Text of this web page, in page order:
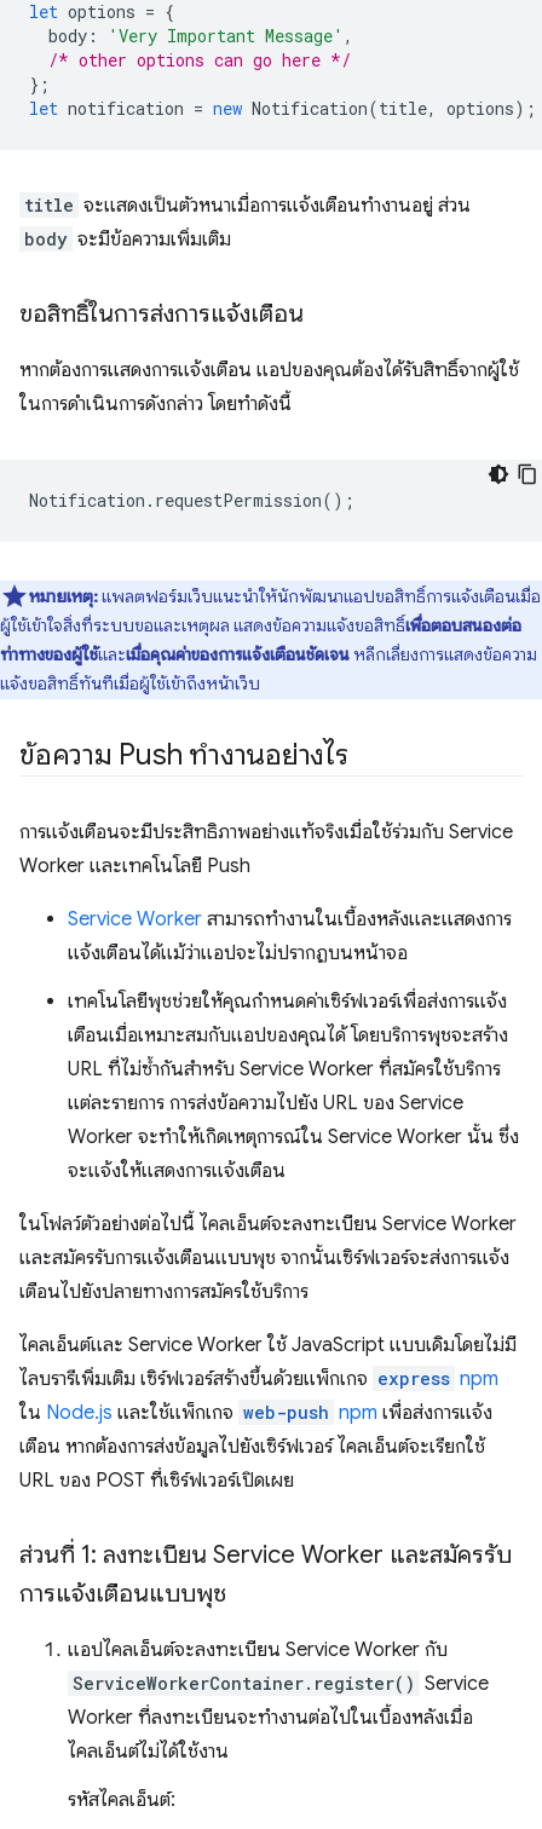
let options = {
body : 'Very Important Message' ,
/* other options can go here */
};
let notification = new Notification(title, options);
title จะแสดงเป็นตัวหนาเมื่อการแจ้งเตือนทำงานอยู่ ส่วน
body จะมีข้อความเพิ่มเติม
ขอสิทธิ์ในการส่งการแจ้งเตือน
หากต้องการแสดงการแจ้งเตือน แอปของคุณต้องได้รับสิทธิ์จากผู้ใช้
ในการดำเนินการดังกล่าว โดยทำดังนี้
Notification . requestPermission();
หมายเหตุ:แพลตฟอร์มเว็บแนะนำให้นักพัฒนาแอปขอสิทธิ์การแจ้งเตือนเมื่อ
ผู้ใช้เข้าใจสิ่งที่ระบบขอและเหตุผล แสดงข้อความแจ้งขอสิทธิ์เพื่อตอบสนองต่อ
ท่าทางของผู้ใช้และเมื่อคุณค่าของการแจ้งเตือนชัดเจน หลีกเลี่ยงการแสดงข้อความ
แจ้งขอสิทธิ์ทันทีเมื่อผู้ใช้เข้าถึงหน้าเว็บ
ข้อความ Push ทำงานอย่างไร
การแจ้งเตือนจะมีประสิทธิภาพอย่างแท้จริงเมื่อใช้ร่วมกับ Service
Worker และเทคโนโลยี Push
Service Worker สามารถทำงานในเบื้องหลังและแสดงการ
แจ้งเตือนได้แม้ว่าแอปจะไม่ปรากฏบนหน้าจอ
เทคโนโลยีพุชช่วยให้คุณกำหนดค่าเซิร์ฟเวอร์เพื่อส่งการแจ้ง
เตือนเมื่อเหมาะสมกับแอปของคุณได้ โดยบริการพุชจะสร้าง
URL ที่ไม่ซ้ำกันสำหรับ Service Worker ที่สมัครใช้บริการ
แต่ละรายการ การส่งข้อความไปยัง URL ของ Service
Worker จะทำให้เกิดเหตุการณ์ใน Service Worker นั้น ซึ่ง
จะแจ้งให้แสดงการแจ้งเตือน
ในโฟลว์ตัวอย่างต่อไปนี้ ไคลเอ็นต์จะลงทะเบียน Service Worker
และสมัครรับการแจ้งเตือนแบบพุช จากนั้นเซิร์ฟเวอร์จะส่งการแจ้ง
เตือนไปยังปลายทางการสมัครใช้บริการ
ไคลเอ็นต์และ Service Worker ใช้ JavaScript แบบเดิมโดยไม่มี
ไลบรารีเพิ่มเติม เซิร์ฟเวอร์สร้างขึ้นด้วยแพ็กเกจ express npm
ใน Node.js และใช้แพ็กเกจ web-push npm เพื่อส่งการแจ้ง
เตือน หากต้องการส่งข้อมูลไปยังเซิร์ฟเวอร์ ไคลเอ็นต์จะเรียกใช้
URL ของ POST ที่เซิร์ฟเวอร์เปิดเผย
ส่วนที่ 1: ลงทะเบียน Service Worker และสมัครรับ
การแจ้งเตือนแบบพุช
แอปไคลเอ็นต์จะลงทะเบียน Service Worker กับ
ServiceWorkerContainer.register() Service
Worker ที่ลงทะเบียนจะทำงานต่อไปในเบื้องหลังเมื่อ
ไคลเอ็นต์ไม่ได้ใช้งาน
รหัสไคลเอ็นต์: